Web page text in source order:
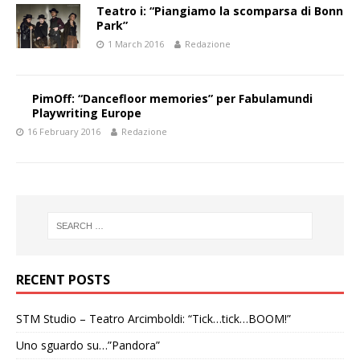
Teatro i: “Piangiamo la scomparsa di Bonn
Park”
1 March 2016 Redazione
PimOff: “Dancefloor memories” per Fabulamundi
Playwriting Europe
16 February 2016 Redazione
RECENT POSTS
STM Studio – Teatro Arcimboldi: “Tick…tick…BOOM!”
Uno sguardo su…”Pandora”